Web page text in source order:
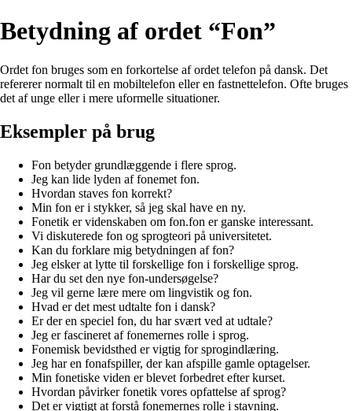
Betydning af ordet “Fon”
Ordet fon bruges som en forkortelse af ordet telefon på dansk. Det
refererer normalt til en mobiltelefon eller en fastnettelefon. Ofte bruges
det af unge eller i mere uformelle situationer.
Eksempler på brug
Fon betyder grundlæggende i flere sprog.
Jeg kan lide lyden af fonemet fon.
Hvordan staves fon korrekt?
Min fon er i stykker, så jeg skal have en ny.
Fonetik er videnskaben om fon.fon er ganske interessant.
Vi diskuterede fon og sprogteori på universitetet.
Kan du forklare mig betydningen af fon?
Jeg elsker at lytte til forskellige fon i forskellige sprog.
Har du set den nye fon-undersøgelse?
Jeg vil gerne lære mere om lingvistik og fon.
Hvad er det mest udtalte fon i dansk?
Er der en speciel fon, du har svært ved at udtale?
Jeg er fascineret af fonemernes rolle i sprog.
Fonemisk bevidsthed er vigtig for sprogindlæring.
Jeg har en fonafspiller, der kan afspille gamle optagelser.
Min fonetiske viden er blevet forbedret efter kurset.
Hvordan påvirker fonetik vores opfattelse af sprog?
Det er vigtigt at forstå fonemernes rolle i stavning.